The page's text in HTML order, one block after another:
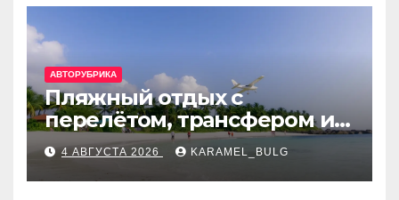
АВТОРУБРИКА
Пляжный отдых с
перелётом, трансфером и
отелем на Мальдивах, в
Турции, Греции, Таиланде
и Европе
4 АВГУСТА 2026 KARAMEL_BULG